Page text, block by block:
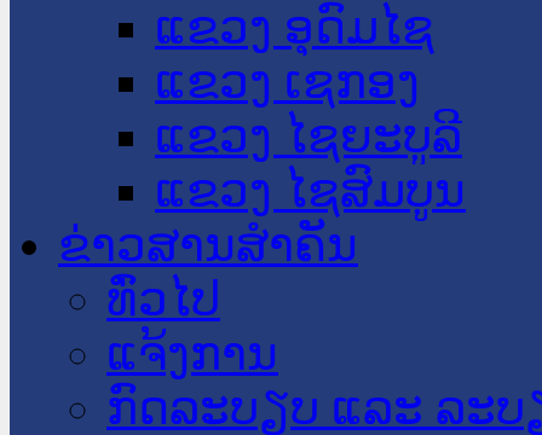
ແຂວງ ອຸດົມໄຊ
ແຂວງ ເຊກອງ
ແຂວງ ໄຊຍະບູລີ
ແຂວງ ໄຊສົມບູນ
ຂ່າວສານສໍາຄັນ
​ທົ່ວ​ໄປ
ແຈ້ງການ
ກົດລະບຽບ ແລະ ລະບ